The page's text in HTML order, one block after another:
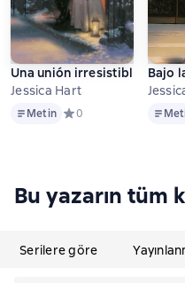
Una unión irresistible
Jessica Hart
MetinMetin Средний рейтинг 0 на
0
Bajo
Metin
Bu yazarın tüm
Serilere göre